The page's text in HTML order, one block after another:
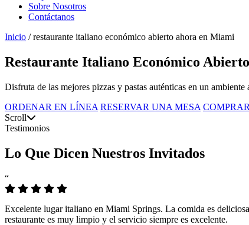
Sobre Nosotros
Contáctanos
Inicio / restaurante italiano económico abierto ahora en Miami
Restaurante Italiano Económico
Disfruta de las mejores pizzas y pastas auténticas en un
ORDENAR EN LÍNEA RESERVAR UNA MESA
Scroll
Testimonios
Lo Que Dicen Nuestros Invitados
“
Excelente lugar italiano en Miami Springs. La comida es
restaurante es muy limpio y el servicio siempre es excelente.